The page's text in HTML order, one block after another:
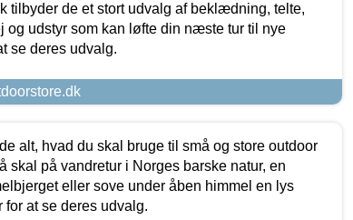
tilbyder de et stort udvalg af beklædning, telte,
og udstyr som kan løfte din næste tur til nye
se deres udvalg.
alt, hvad du skal bruge til små og store outdoor
skal på vandretur i Norges barske natur, en
eller sove under åben himmel en lys
for at se deres udvalg.